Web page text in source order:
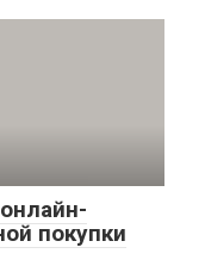
покупки